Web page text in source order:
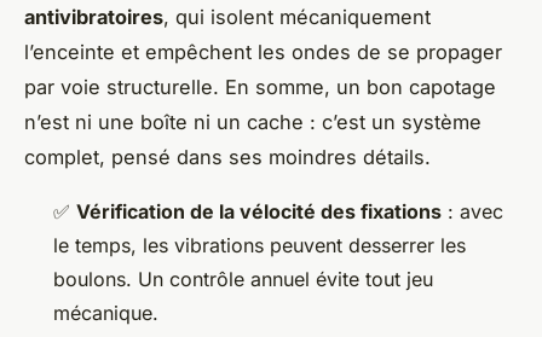
antivibratoires, qui isolent mécaniquement
l’enceinte et empêchent les ondes de se propager
par voie structurelle. En somme, un bon capotage
n’est ni une boîte ni un cache : c’est un système
complet, pensé dans ses moindres détails.
✅ Vérification de la vélocité des fixations : avec
le temps, les vibrations peuvent desserrer les
boulons. Un contrôle annuel évite tout jeu
mécanique.